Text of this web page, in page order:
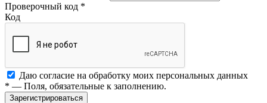
Проверочный код *
Код
Даю согласие на обработку моих персональных данных
* — Поля, обязательные к заполнению.
Зарегистрироваться